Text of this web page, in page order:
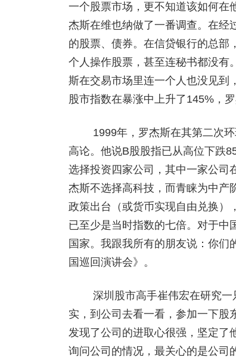
一个股票市场，更不知道该如何在
杰斯在维也纳做了一番调查。在经
的股票、债券。在信贷银行的总部
个人操作股票，甚至连秘书都没有
斯在交易市场里连一个人也没见到
股市指数在暴涨中上升了145%，
1999年，罗杰斯在其第二次环
高论。他说B股股指已从高位下跌
选择投资四家公司，其中一家公司
杰斯不选择高科技，而青睐为中产
政策出台（或货币实现自由兑换）
已至少是当时指数的七倍。对于中
国家。我跟我所有的朋友说：你们
国巡回演讲会》。
深圳股市高手崔伟宏在研究一
实，到公司去看一看，参加一下股
发现了公司的进取心很强，坚定了
询问公司的情况，最关心的是公司